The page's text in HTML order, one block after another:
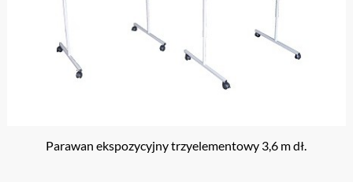
Parawan ekspozycyjny trzyelementowy 3,6 m dł.